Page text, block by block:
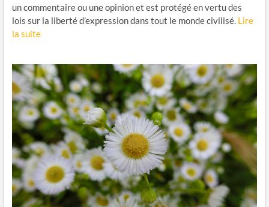
un commentaire ou une opinion et est protégé en vertu des
lois sur la liberté d’expression dans tout le monde civilisé. Lire
la suite